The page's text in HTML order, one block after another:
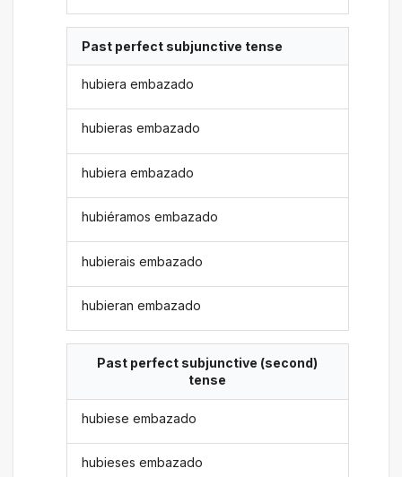
Past perfect subjunctive tense
hubiera embazado
hubieras embazado
hubiera embazado
hubiéramos embazado
hubierais embazado
hubieran embazado
Past perfect subjunctive (second)
tense
hubiese embazado
hubieses embazado